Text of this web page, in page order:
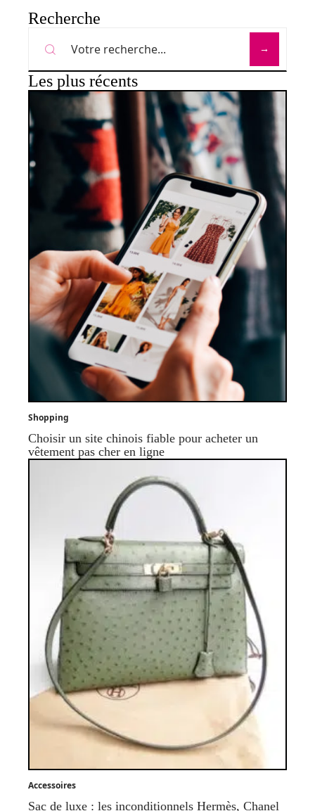
Recherche
Les plus récents
Shopping
Choisir un site chinois fiable pour acheter un
vêtement pas cher en ligne
Accessoires
Sac de luxe : les inconditionnels Hermès, Chanel